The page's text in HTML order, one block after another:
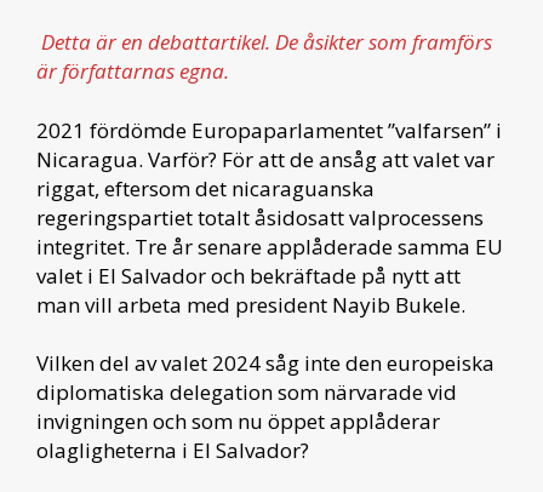
Detta är en debattartikel. De åsikter som framförs
är författarnas egna.
2021 fördömde Europaparlamentet ”valfarsen” i
Nicaragua. Varför? För att de ansåg att valet var
riggat, eftersom det nicaraguanska
regeringspartiet totalt åsidosatt valprocessens
integritet. Tre år senare applåderade samma EU
valet i El Salvador och bekräftade på nytt att
man vill arbeta med president Nayib Bukele.
Vilken del av valet 2024 såg inte den europeiska
diplomatiska delegation som närvarade vid
invigningen och som nu öppet applåderar
olagligheterna i El Salvador?